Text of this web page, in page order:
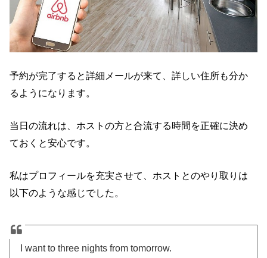
予約が完了すると詳細メールが来て、詳しい住所も分か
るようになります。
当日の流れは、ホストの方と合流する時間を正確に決め
ておくと安心です。
私はプロフィールを充実させて、ホストとのやり取りは
以下のような感じでした。
I want to three nights from tomorrow.